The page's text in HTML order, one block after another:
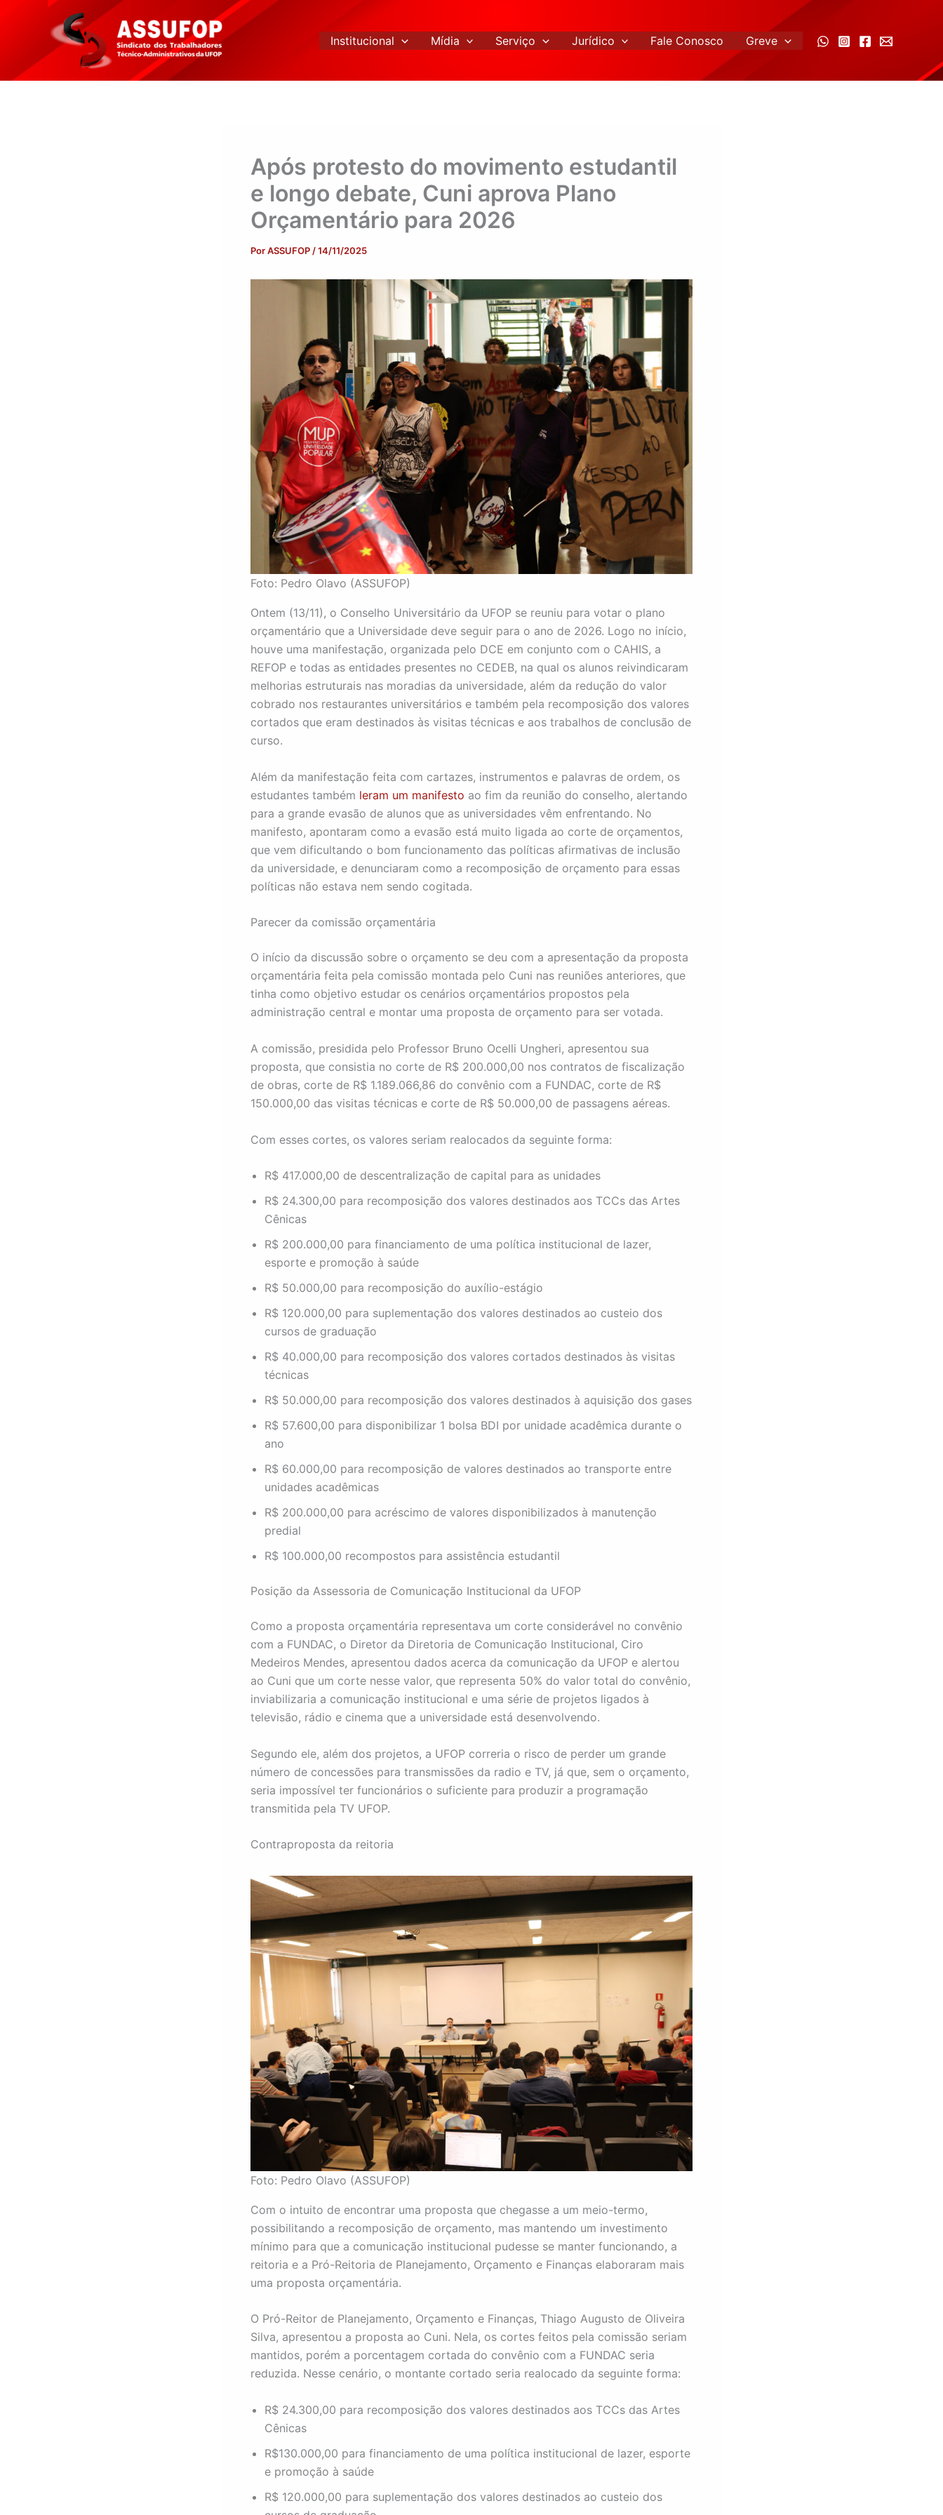
conteúdo
Institucional Mídia Serviço Jurídico Fale Conosco Greve
Após protesto do movimento estudantil
e longo debate, Cuni aprova Plano
Orçamentário para 2026
PorASSUFOP /14/11/2025
Foto: Pedro Olavo (ASSUFOP)
Ontem (13/11), o Conselho Universitário da UFOP se reuniu para votar o plano
orçamentário que a Universidade deve seguir para o ano de 2026. Logo no início,
houve uma manifestação, organizada pelo DCE em conjunto com o CAHIS, a
REFOP e todas as entidades presentes no CEDEB, na qual os alunos reivindicaram
melhorias estruturais nas moradias da universidade, além da redução do valor
cobrado nos restaurantes universitários e também pela recomposição dos valores
cortados que eram destinados às visitas técnicas e aos trabalhos de conclusão de
curso.
Além da manifestação feita com cartazes, instrumentos e palavras de ordem, os
estudantes também leram um manifesto ao fim da reunião do conselho, alertando
para a grande evasão de alunos que as universidades vêm enfrentando. No
manifesto, apontaram como a evasão está muito ligada ao corte de orçamentos,
que vem dificultando o bom funcionamento das políticas afirmativas de inclusão
da universidade, e denunciaram como a recomposição de orçamento para essas
políticas não estava nem sendo cogitada.
Parecer da comissão orçamentária
O início da discussão sobre o orçamento se deu com a apresentação da proposta
orçamentária feita pela comissão montada pelo Cuni nas reuniões anteriores, que
tinha como objetivo estudar os cenários orçamentários propostos pela
administração central e montar uma proposta de orçamento para ser votada.
A comissão, presidida pelo Professor Bruno Ocelli Ungheri, apresentou sua
proposta, que consistia no corte de R$ 200.000,00 nos contratos de fiscalização
de obras, corte de R$ 1.189.066,86 do convênio com a FUNDAC, corte de R$
150.000,00 das visitas técnicas e corte de R$ 50.000,00 de passagens aéreas.
Com esses cortes, os valores seriam realocados da seguinte forma:
R$ 417.000,00 de descentralização de capital para as unidades
R$ 24.300,00 para recomposição dos valores destinados aos TCCs das Artes
Cênicas
R$ 200.000,00 para financiamento de uma política institucional de lazer,
esporte e promoção à saúde
R$ 50.000,00 para recomposição do auxílio-estágio
R$ 120.000,00 para suplementação dos valores destinados ao custeio dos
cursos de graduação
R$ 40.000,00 para recomposição dos valores cortados destinados às visitas
técnicas
R$ 50.000,00 para recomposição dos valores destinados à aquisição dos gases
R$ 57.600,00 para disponibilizar 1 bolsa BDI por unidade acadêmica durante o
ano
R$ 60.000,00 para recomposição de valores destinados ao transporte entre
unidades acadêmicas
R$ 200.000,00 para acréscimo de valores disponibilizados à manutenção
predial
R$ 100.000,00 recompostos para assistência estudantil
Posição da Assessoria de Comunicação Institucional da UFOP
Como a proposta orçamentária representava um corte considerável no convênio
com a FUNDAC, o Diretor da Diretoria de Comunicação Institucional, Ciro
Medeiros Mendes, apresentou dados acerca da comunicação da UFOP e alertou
ao Cuni que um corte nesse valor, que representa 50% do valor total do convênio,
inviabilizaria a comunicação institucional e uma série de projetos ligados à
televisão, rádio e cinema que a universidade está desenvolvendo.
Segundo ele, além dos projetos, a UFOP correria o risco de perder um grande
número de concessões para transmissões da radio e TV, já que, sem o orçamento,
seria impossível ter funcionários o suficiente para produzir a programação
transmitida pela TV UFOP.
Contraproposta da reitoria
Foto: Pedro Olavo (ASSUFOP)
Com o intuito de encontrar uma proposta que chegasse a um meio-termo,
possibilitando a recomposição de orçamento, mas mantendo um investimento
mínimo para que a comunicação institucional pudesse se manter funcionando, a
reitoria e a Pró-Reitoria de Planejamento, Orçamento e Finanças elaboraram mais
uma proposta orçamentária.
O Pró-Reitor de Planejamento, Orçamento e Finanças, Thiago Augusto de Oliveira
Silva, apresentou a proposta ao Cuni. Nela, os cortes feitos pela comissão seriam
mantidos, porém a porcentagem cortada do convênio com a FUNDAC seria
reduzida. Nesse cenário, o montante cortado seria realocado da seguinte forma:
R$ 24.300,00 para recomposição dos valores destinados aos TCCs das Artes
Cênicas
R$130.000,00 para financiamento de uma política institucional de lazer, esporte
e promoção à saúde
R$ 120.000,00 para suplementação dos valores destinados ao custeio dos